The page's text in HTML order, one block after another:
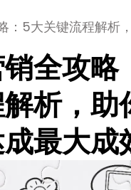
：5大关键流程解析
全攻略
析，助
最大成